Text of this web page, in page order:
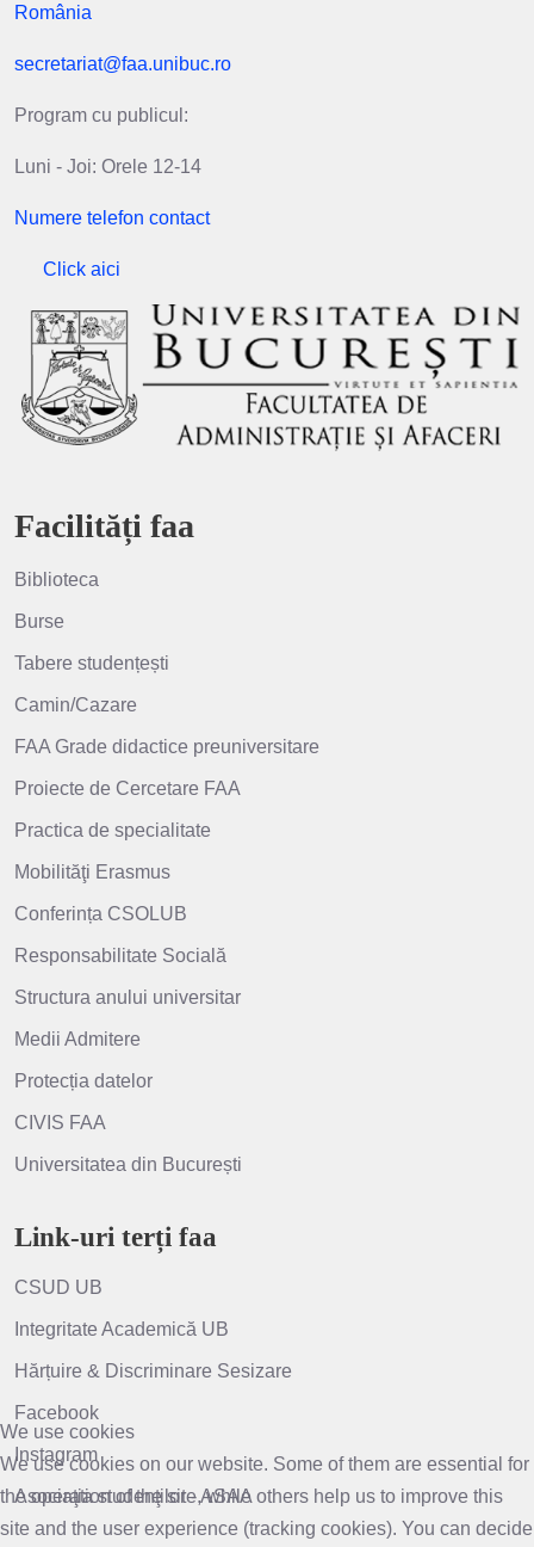
România
secretariat@faa.unibuc.ro
Program cu publicul:
Luni - Joi: Orele 12-14
Numere telefon contact
Click aici
Facilități faa
Biblioteca
Burse
Tabere studențești
Camin/Cazare
FAA Grade didactice preuniversitare
Proiecte de Cercetare FAA
Practica de specialitate
Mobilităţi Erasmus
Conferința CSOLUB
Responsabilitate Socială
Structura anului universitar
Medii Admitere
Protecția datelor
CIVIS FAA
Universitatea din București
Link-uri terți faa
CSUD UB
Integritate Academică UB
Hărțuire & Discriminare Sesizare
Facebook
Instagram
Asociaţia studenţilor - ASAA
We use cookies
We use cookies on our website. Some of them are essential for
the operation of the site, while others help us to improve this
site and the user experience (tracking cookies). You can decide